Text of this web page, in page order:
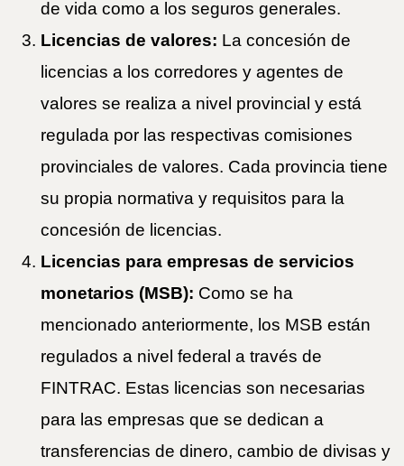
de vida como a los seguros generales.
Licencias de valores: La concesión de
licencias a los corredores y agentes de
valores se realiza a nivel provincial y está
regulada por las respectivas comisiones
provinciales de valores. Cada provincia tiene
su propia normativa y requisitos para la
concesión de licencias.
Licencias para empresas de servicios
monetarios (MSB): Como se ha
mencionado anteriormente, los MSB están
regulados a nivel federal a través de
FINTRAC. Estas licencias son necesarias
para las empresas que se dedican a
transferencias de dinero, cambio de divisas y